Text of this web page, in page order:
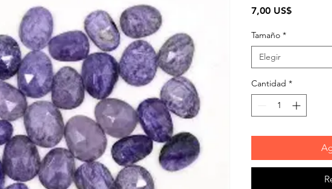
7,00 US$Precio
Tamaño *
Elegir
Cantidad *